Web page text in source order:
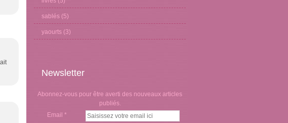
sablés (5)
yaourts (3)
Newsletter
Abonnez-vous pour être averti des nouveaux articles
publiés.
Email